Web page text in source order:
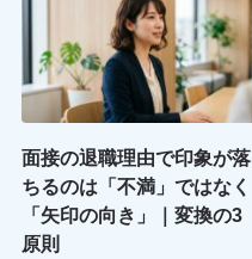
面接の退職理由で印象が落
ちるのは「不満」ではなく
「矢印の向き」｜変換の3
原則